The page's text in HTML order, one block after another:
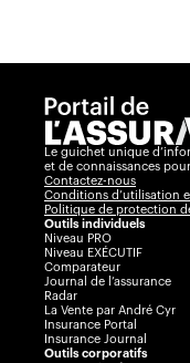
Le guichet unique
et de connaissances
Contactez-nous
Conditions d’utilisation
Politique de protection
Outils individuels
Niveau PRO
Niveau EXÉCUTIF
Comparateur
Journal de l’assurance
Radar
La Vente par André Cyr
Insurance Portal
Insurance Journal
Outils corporatifs